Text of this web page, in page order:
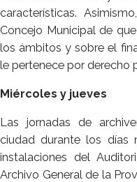
características.
Concejo Municipal de
los ámbitos y sobre el
le pertenece por derecho
Miércoles y jueves
Las jornadas de
ciudad durante los días
instalaciones del
Archivo General de la